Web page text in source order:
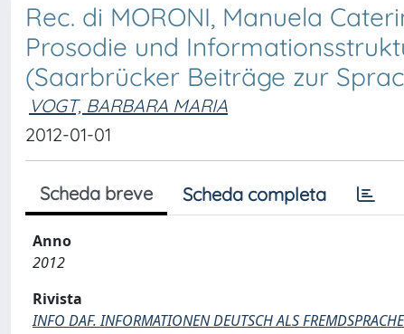
Rec. di MORONI, Manuela
Prosodie und
(Saarbrücker Beiträge zur
VOGT, BARBARA MARIA
2012-01-01
Scheda breve Scheda completa
Anno
2012
Rivista
INFO DAF. INFORMATIONEN DEUTSCH ALS FREMDSPRACHE